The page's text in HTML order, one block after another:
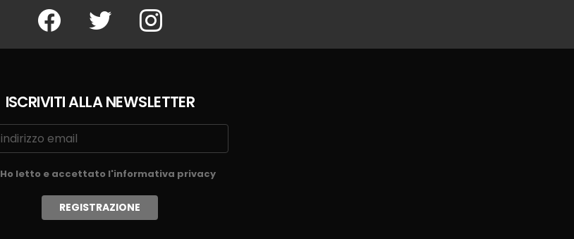
Facebook Twitter Instagram
ISCRIVITI ALLA NEWSLETTER
Ho letto e accettato l'informativa privacy